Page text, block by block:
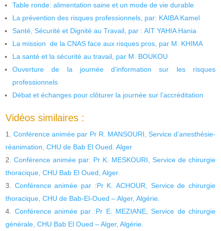
Table ronde: alimentation saine et un mode de vie durable
La prévention des risques professionnels, par: KAIBA Kamel
Santé, Sécurité et Dignité au Travail, par : AIT YAHIA Hania
La mission de la CNAS face aux risques pros, par M. KHIMA
La santé et la sécurité au travail, par M. BOUKOU
Ouverture de la journée d’information sur les risques
professionnels
Débat et échanges pour clôturer la journée sur l’accréditation
Vidéos similaires :
Conférence animée par Pr R. MANSOURI, Service d’anesthésie-
réanimation, CHU de Bab El Oued. Alger
Conférence animée par: Pr K. MESKOURI, Service de chirurgie
thoracique, CHU Bab El Oued, Alger.
Conférence animée par :Pr K. ACHOUR, Service de chirurgie
thoracique, CHU de Bab-El-Oued – Alger, Algérie.
Conférence animée par :Pr E. MEZIANE, Service de chirurgie
générale, CHU Bab El Oued – Alger, Algérie.